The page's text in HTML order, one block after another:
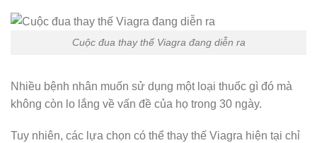
Cuộc đua thay thế Viagra đang diễn ra
Nhiều bệnh nhân muốn sử dụng một loại thuốc gì đó mà
không còn lo lắng về vấn đề của họ trong 30 ngày.
Tuy nhiên, các lựa chọn có thể thay thế Viagra hiện tại chỉ